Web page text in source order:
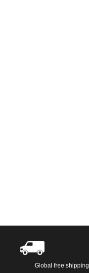
Global free shipping